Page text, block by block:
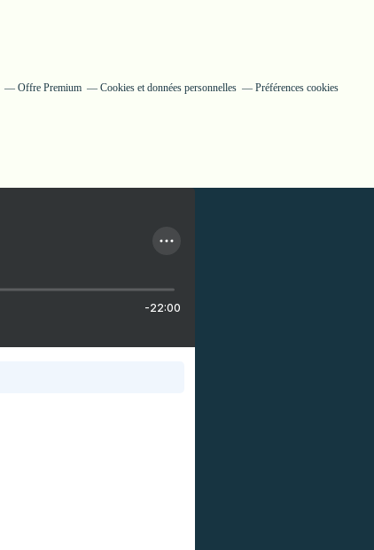
Offre Premium Cookies et données personnelles Préférences cookies
-22:00